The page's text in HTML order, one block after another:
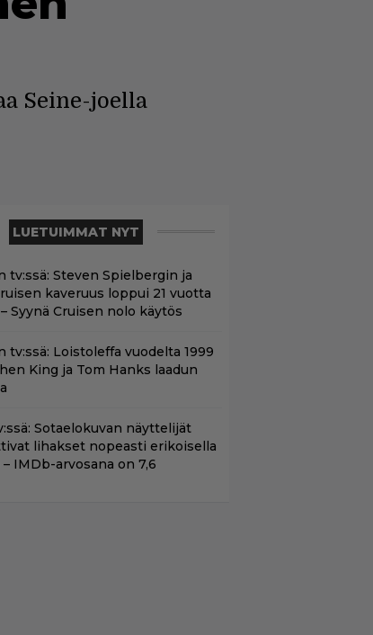
Seine-joella
LUETUIMMAT NYT
tv:ssä: Steven Spielbergin ja
kaveruus loppui 21 vuotta
Syynä Cruisen nolo käytös
tv:ssä: Loistoleffa vuodelta 1999
King ja Tom Hanks laadun
Sotaelokuvan näyttelijät
lihakset nopeasti erikoisella
IMDb-arvosana on 7,6